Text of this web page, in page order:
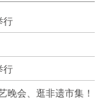
行
行
晚会、逛非遗市集！